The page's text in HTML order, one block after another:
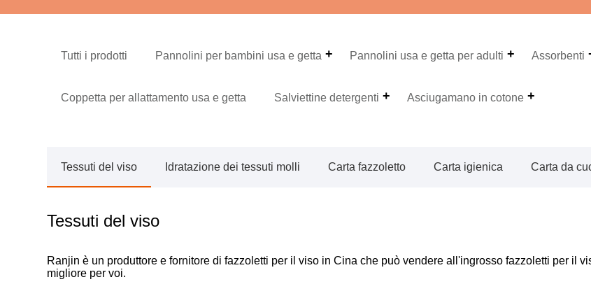
Tutti i prodotti Pannolini per bambini usa e getta Pannolini usa e getta per adulti Assorbenti
Coppetta per allattamento usa e getta Salviettine detergenti Asciugamano in cotone
Tessuti del viso Idratazione dei tessuti molli Carta fazzoletto Carta igienica Carta da
Tessuti del viso
Ranjin è un produttore e fornitore di fazzoletti per il viso in Cina che può vendere all'ingrosso fazzoletti per il
migliore per voi.